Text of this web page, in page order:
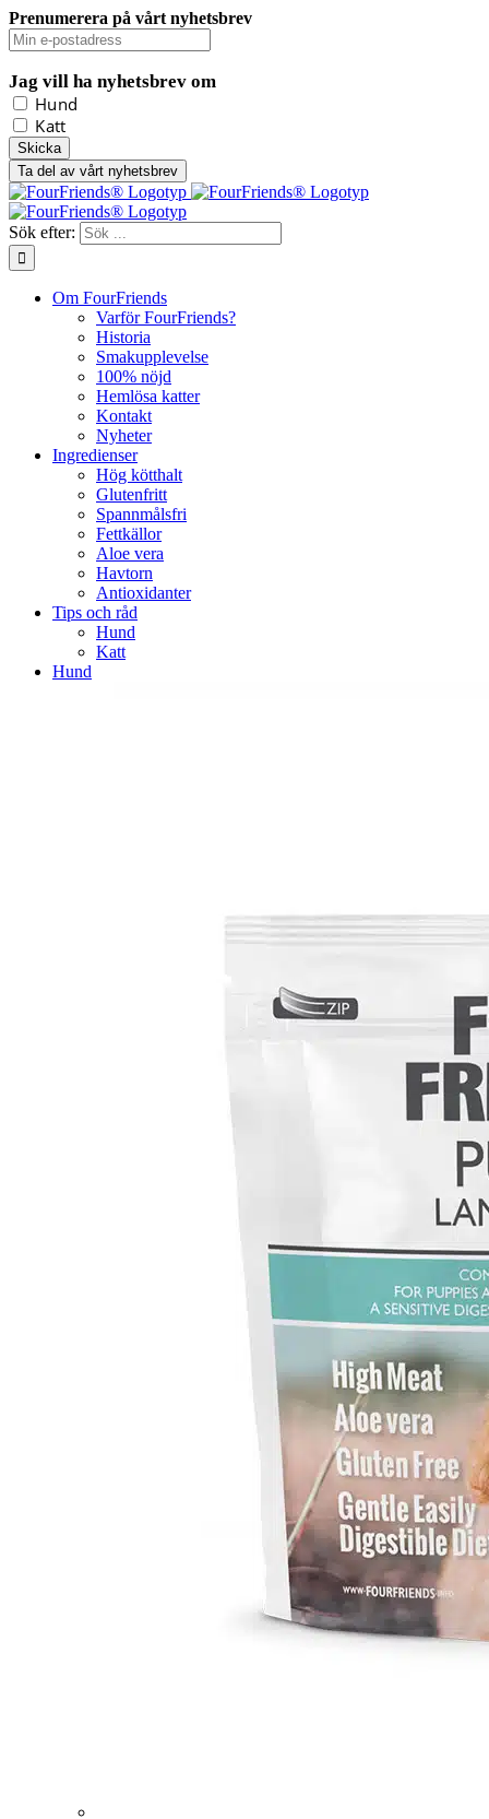
Prenumerera på vårt nyhetsbrev
Jag vill ha nyhetsbrev om
Hund
Katt
Ta del av vårt nyhetsbrev
Sök efter:
Om FourFriends
Varför FourFriends?
Historia
Smakupplevelse
100% nöjd
Hemlösa katter
Kontakt
Nyheter
Ingredienser
Hög kötthalt
Glutenfritt
Spannmålsfri
Fettkällor
Aloe vera
Havtorn
Antioxidanter
Tips och råd
Hund
Katt
Hund